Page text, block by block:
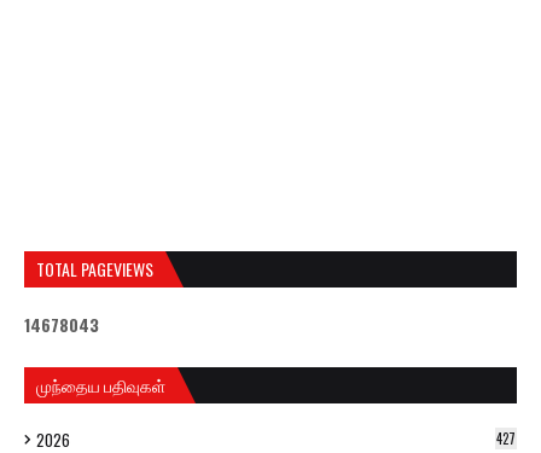
TOTAL PAGEVIEWS
14678043
முந்தைய பதிவுகள்
2026 427